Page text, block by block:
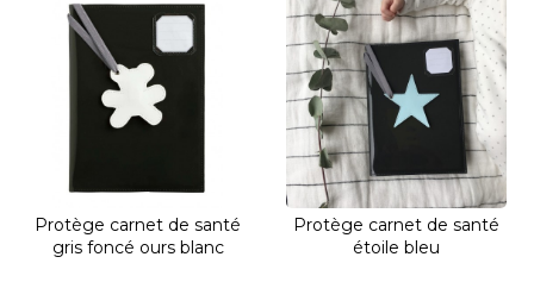
Protège carnet de santé
gris foncé ours blanc
Protège carnet de santé
étoile bleu